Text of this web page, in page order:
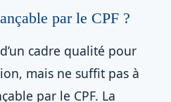
par le CPF ?
cadre qualité pour
mais ne suffit pas à
par le CPF. La